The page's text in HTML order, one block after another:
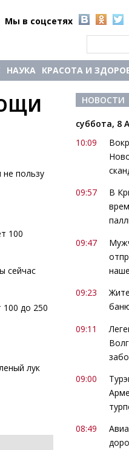
Мы в соцсетях
НАУКА КРАСОТА И
пользу
100
сейчас
100 до 250
лук
НОВОСТИ
суббота, 8
10:09
09:57
В
09:47
09:23
09:11
09:00
08:49